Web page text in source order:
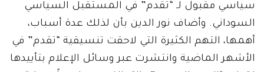
سياسي مقبول لـ “تقدم” في المستقبل السياسي
السوداني. وأضاف نور الدين بأن لذلك عدة أسباب،
أهمها، التهم الكثيرة التي لاحقت تنسيقية “تقدم” في
الأشهر الماضية وانتشرت عبر وسائل الإعلام بتأييدها